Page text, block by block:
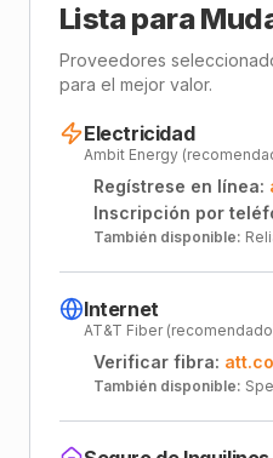
Lista para
Proveedores
para el mejor valor.
Electricidad
Ambit Energy
Regístrese en línea:
Inscripción por
También disponible:
Internet
AT&T Fiber
Verificar fibra:
También disponible: